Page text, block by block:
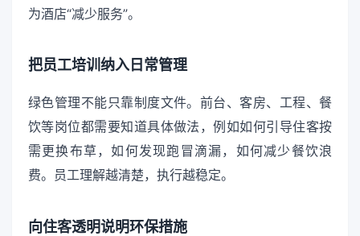
为酒店“减少服务”。
把员工培训纳入日常管理
绿色管理不能只靠制度文件。前台、客房、工程、餐
饮等岗位都需要知道具体做法，例如如何引导住客按
需更换布草，如何发现跑冒滴漏，如何减少餐饮浪
费。员工理解越清楚，执行越稳定。
向住客透明说明环保措施